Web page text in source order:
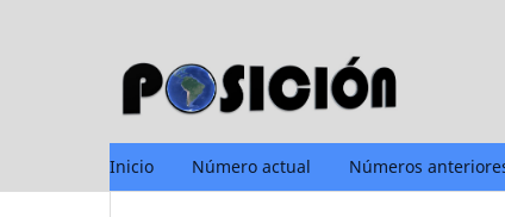
Inicio Número actual Números